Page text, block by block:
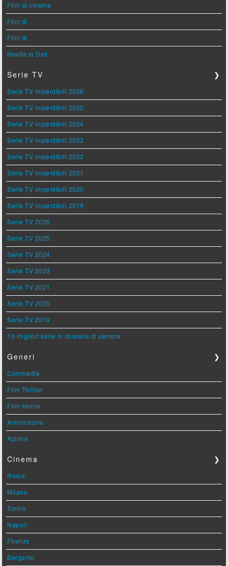
Film al cinema
Film di
Film di
Novità in Dvd
Serie TV ❯
Serie TV imperdibili 2026
Serie TV imperdibili 2025
Serie TV imperdibili 2024
Serie TV imperdibili 2023
Serie TV imperdibili 2022
Serie TV imperdibili 2021
Serie TV imperdibili 2020
Serie TV imperdibili 2019
Serie TV 2026
Serie TV 2025
Serie TV 2024
Serie TV 2023
Serie TV 2021
Serie TV 2020
Serie TV 2019
10 migliori serie tv coreane di sempre
Generi ❯
Commedie
Film Thriller
Film Horror
Animazione
Azione
Cinema ❯
Roma
Milano
Torino
Napoli
Firenze
Bergamo